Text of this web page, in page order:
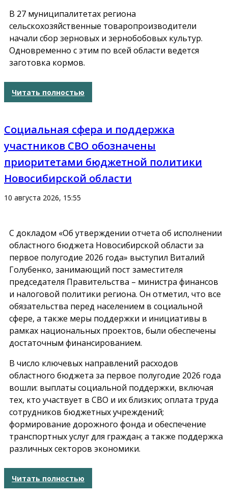
В 27 муниципалитетах региона
сельскохозяйственные товаропроизводители
начали сбор зерновых и зернобобовых культур.
Одновременно с этим по всей области ведется
заготовка кормов.
Читать полностью
Социальная сфера и поддержка
участников СВО обозначены
приоритетами бюджетной политики
Новосибирской области
10 августа 2026, 15:55
С докладом «Об утверждении отчета об исполнении
областного бюджета Новосибирской области за
первое полугодие 2026 года» выступил Виталий
Голубенко, занимающий пост заместителя
председателя Правительства – министра финансов
и налоговой политики региона. Он отметил, что все
обязательства перед населением в социальной
сфере, а также меры поддержки и инициативы в
рамках национальных проектов, были обеспечены
достаточным финансированием.
В число ключевых направлений расходов
областного бюджета за первое полугодие 2026 года
вошли: выплаты социальной поддержки, включая
тех, кто участвует в СВО и их близких; оплата труда
сотрудников бюджетных учреждений;
формирование дорожного фонда и обеспечение
транспортных услуг для граждан; а также поддержка
различных секторов экономики.
Читать полностью